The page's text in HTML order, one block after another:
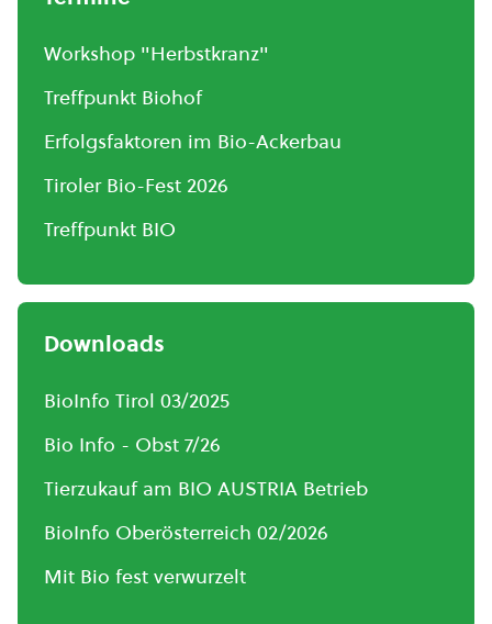
Workshop "Herbstkranz"
Treffpunkt Biohof
Erfolgsfaktoren im Bio-Ackerbau
Tiroler Bio-Fest 2026
Treffpunkt BIO
Downloads
BioInfo Tirol 03/2025
Bio Info - Obst 7/26
Tierzukauf am BIO AUSTRIA Betrieb
BioInfo Oberösterreich 02/2026
Mit Bio fest verwurzelt